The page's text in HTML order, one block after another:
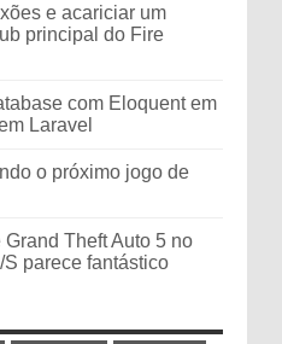
e acariciar um
principal do Fire
com Eloquent em
Laravel
o próximo jogo de
Theft Auto 5 no
parece fantástico